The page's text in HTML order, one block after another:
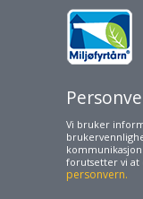
Vi bruker
forutsetter vi at
personvern.